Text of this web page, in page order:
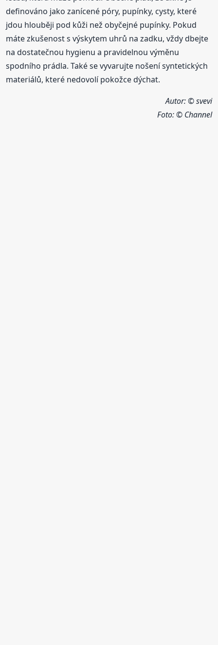
definováno jako zanícené póry, pupínky, cysty, které
jdou hlouběji pod kůži než obyčejné pupínky. Pokud
máte zkušenost s výskytem uhrů na zadku, vždy dbejte
na dostatečnou hygienu a pravidelnou výměnu
spodního prádla. Také se vyvarujte nošení syntetických
materiálů, které nedovolí pokožce dýchat.
Autor: © svevi
Foto:© Channel